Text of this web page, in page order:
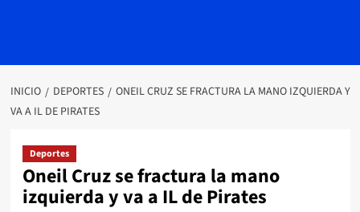
INICIO DEPORTES
ONEIL CRUZ SE FRACTURA LA MANO IZQUIERDA Y
VA A IL DE PIRATES
Deportes
Oneil Cruz se fractura la mano
izquierda y va a IL de Pirates